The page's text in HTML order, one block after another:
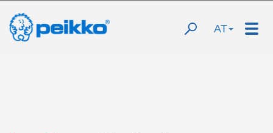
AT